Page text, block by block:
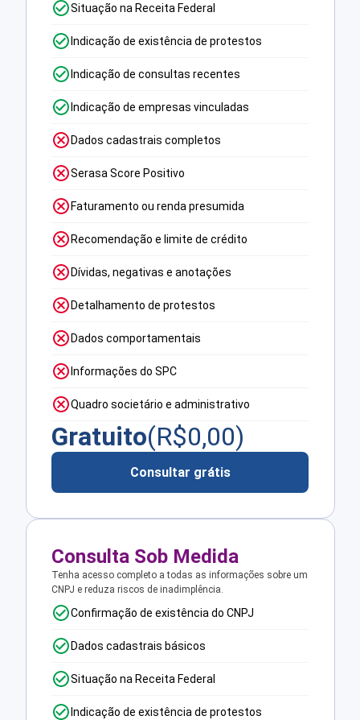
Situação na Receita Federal
Indicação de existência de protestos
Indicação de consultas recentes
Indicação de empresas vinculadas
Dados cadastrais completos
Serasa Score Positivo
Faturamento ou renda presumida
Recomendação e limite de crédito
Dívidas, negativas e anotações
Detalhamento de protestos
Dados comportamentais
Informações do SPC
Quadro societário e administrativo
Gratuito(R$0,00)
Consultar grátis
Consulta Sob Medida
Tenha acesso completo a todas as informações sobre um
CNPJ e reduza riscos de inadimplência.
Confirmação de existência do CNPJ
Dados cadastrais básicos
Situação na Receita Federal
Indicação de existência de protestos